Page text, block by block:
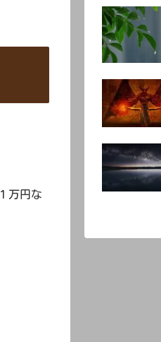
万円な